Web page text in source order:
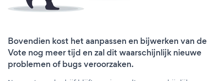
Bovendien kost het aanpassen en bijwerken van de
Vote nog meer tijd en zal dit waarschijnlijk nieuwe
problemen of bugs veroorzaken.